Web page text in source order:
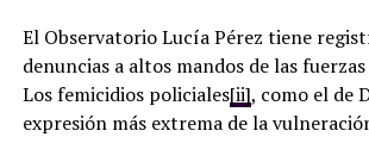
El Observatorio Lucía Pérez tiene
denuncias a altos mandos de las
Los femicidios policiales[ii], como el de
expresión más extrema de la